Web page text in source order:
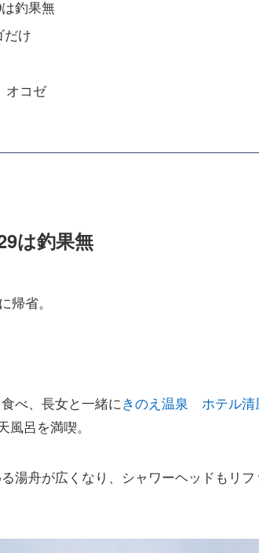
釣果無
だけ
オコゼ
は釣果無
帰省。
べ、長女と一緒にきのえ温泉 ホテル清
呂を満喫。
湯舟が広くなり、シャワーヘッドもリ